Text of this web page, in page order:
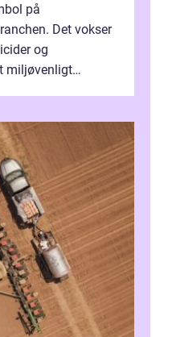
på
Det vokser
og
miljøvenligt